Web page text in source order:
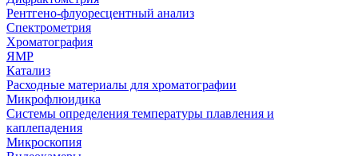
Рентгено-флуоресцентный анализ
Спектрометрия
Хроматография
ЯМР
Катализ
Расходные материалы для хроматографии
Микрофлюидика
Системы определения температуры плавления и
каплепадения
Микроскопия